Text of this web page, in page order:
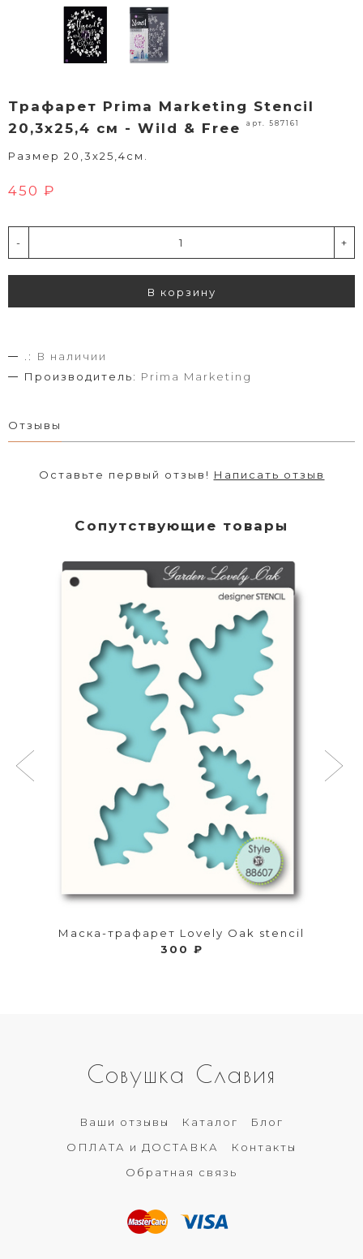
Трафарет Prima Marketing Stencil
20,3х25,4 см - Wild & Free
арт. 587161
Размер 20,3х25,4см.
450 ₽
- +
В корзину
.:
В наличии
Производитель: Prima Marketing
Отзывы
Оставьте первый отзыв! Написать отзыв
Сопутствующие товары
Маска-трафарет Lovely Oak stencil
300 ₽
Совушка Славия
Ваши отзывы Каталог
Блог
ОПЛАТА и ДОСТАВКА
Контакты
Обратная связь